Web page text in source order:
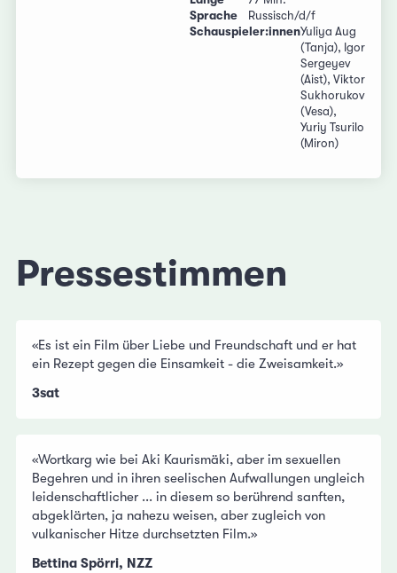
Sprache
Russisch/d/f
Schauspieler:innenYuliya Aug
(Tanja), Igor
Sergeyev
(Aist), Viktor
Sukhorukov
(Vesa),
Yuriy Tsurilo
(Miron)
Pressestimmen
«Es ist ein Film über Liebe und Freundschaft und er hat
ein Rezept gegen die Einsamkeit - die Zweisamkeit.»
3sat
«Wortkarg wie bei Aki Kaurismäki, aber im sexuellen
Begehren und in ihren seelischen Aufwallungen ungleich
leidenschaftlicher ... in diesem so berührend sanften,
abgeklärten, ja nahezu weisen, aber zugleich von
vulkanischer Hitze durchsetzten Film.»
Bettina Spörri, NZZ